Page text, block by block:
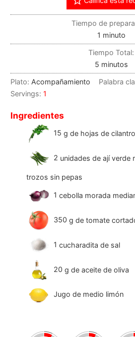
Tiempo de
1 minuto
Tiempo Total:
5 minutos
Plato: Acompañamiento Palabra
Servings: 1
Ingredientes
15 g de hojas de
2 unidades de ají verde
trozos sin pepas
1 cebolla morada
350 g de tomate
1 cucharadita de sal
20 g de aceite de oliva
Jugo de medio limón